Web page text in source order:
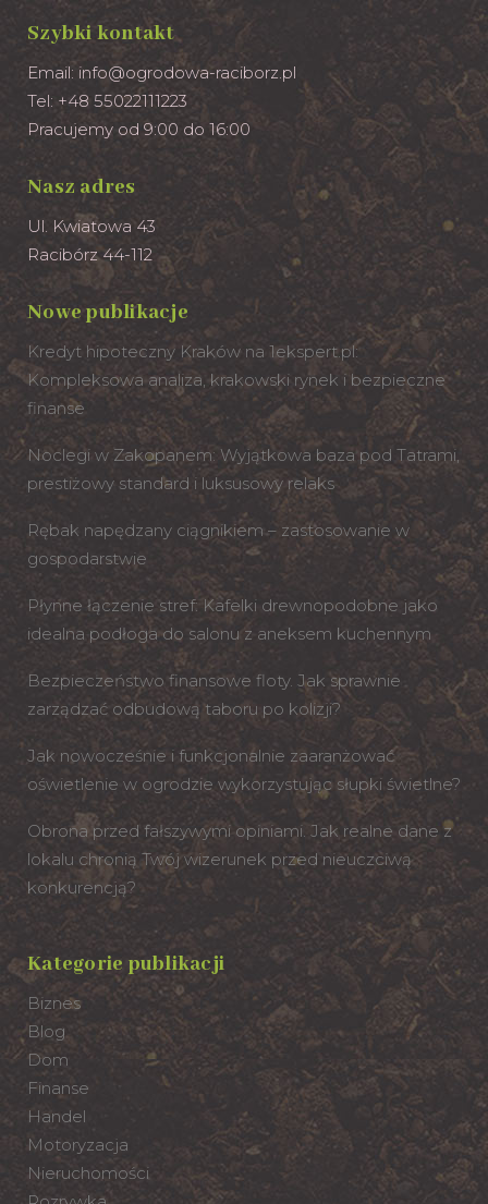
Szybki kontakt
Email: info@ogrodowa-raciborz.pl
Tel: +48 55022111223
Pracujemy od 9:00 do 16:00
Nasz adres
Ul. Kwiatowa 43
Racibórz 44-112
Nowe publikacje
Kredyt hipoteczny Kraków na 1ekspert.pl:
Kompleksowa analiza, krakowski rynek i bezpieczne
finanse
Noclegi w Zakopanem: Wyjątkowa baza pod Tatrami,
prestiżowy standard i luksusowy relaks
Rębak napędzany ciągnikiem – zastosowanie w
gospodarstwie
Płynne łączenie stref: Kafelki drewnopodobne jako
idealna podłoga do salonu z aneksem kuchennym
Bezpieczeństwo finansowe floty. Jak sprawnie
zarządzać odbudową taboru po kolizji?
Jak nowocześnie i funkcjonalnie zaaranżować
oświetlenie w ogrodzie wykorzystując słupki świetlne?
Obrona przed fałszywymi opiniami. Jak realne dane z
lokalu chronią Twój wizerunek przed nieuczciwą
konkurencją?
Kategorie publikacji
Biznes
Blog
Dom
Finanse
Handel
Motoryzacja
Nieruchomości